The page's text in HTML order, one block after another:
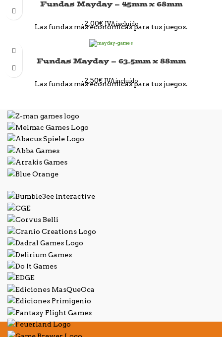
Fundas Mayday – 45mm x 68mm
2,00€ IVA incluido
Las fundas más económicas para tus juegos.
Fundas Mayday – 63.5mm x 88mm
2,50€ IVA incluido
Las fundas más económicas para tus juegos.